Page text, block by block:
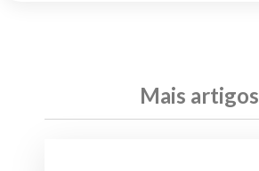
Mais artigos